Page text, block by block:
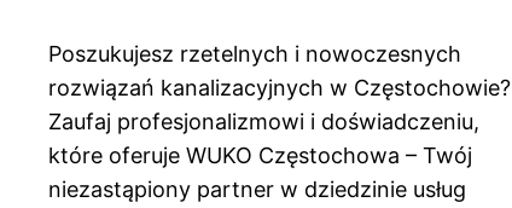
Poszukujesz rzetelnych i nowoczesnych
rozwiązań kanalizacyjnych w Częstochowie?
Zaufaj profesjonalizmowi i doświadczeniu,
które oferuje WUKO Częstochowa – Twój
niezastąpiony partner w dziedzinie usług